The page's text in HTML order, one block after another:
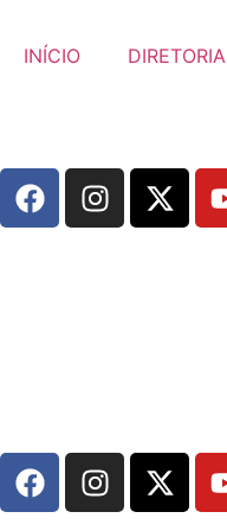
INÍCIO DIRETORIA